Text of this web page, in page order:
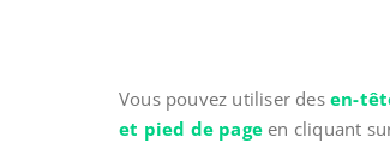
Vous pouvez utiliser des en-
et pied de page en cliquant